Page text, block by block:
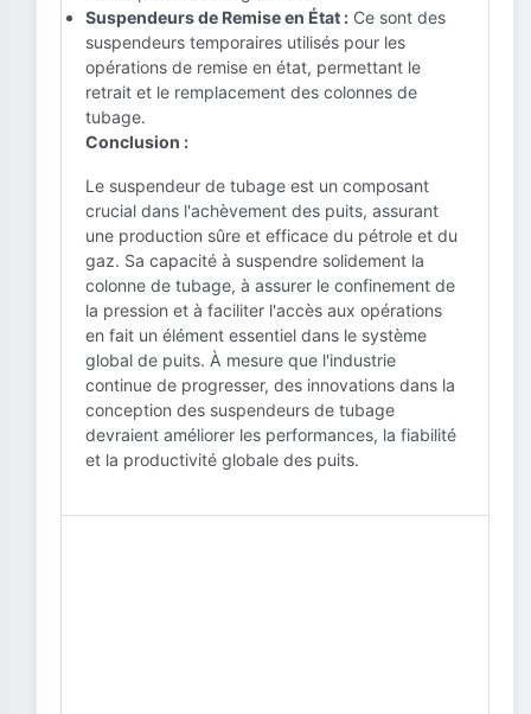
Suspendeurs de Remise en État : Ce sont des
suspendeurs temporaires utilisés pour les
opérations de remise en état, permettant le
retrait et le remplacement des colonnes de
tubage.
Conclusion :
Le suspendeur de tubage est un composant
crucial dans l'achèvement des puits, assurant
une production sûre et efficace du pétrole et du
gaz. Sa capacité à suspendre solidement la
colonne de tubage, à assurer le confinement de
la pression et à faciliter l'accès aux opérations
en fait un élément essentiel dans le système
global de puits. À mesure que l'industrie
continue de progresser, des innovations dans la
conception des suspendeurs de tubage
devraient améliorer les performances, la fiabilité
et la productivité globale des puits.